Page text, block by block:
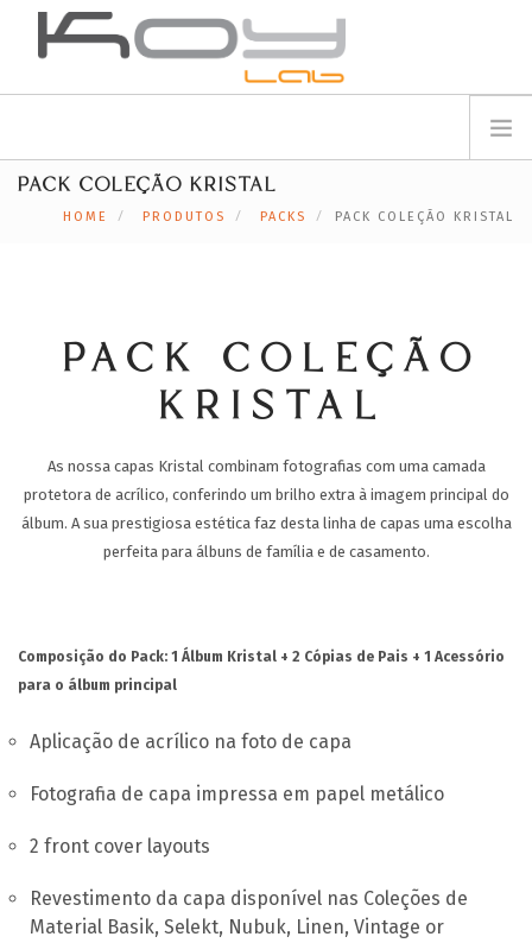
REGISTE-SE
CAMPANHAS
SUPORTE
CONTACTOS
PACK COLEÇÃO KRISTAL
HOME PRODUTOS PACKS PACK COLEÇÃO KRISTAL
PACK COLEÇÃO
KRISTAL
As nossa capas Kristal combinam fotografias com uma camada
protetora de acrílico, conferindo um brilho extra à imagem principal do
álbum. A sua prestigiosa estética faz desta linha de capas uma escolha
perfeita para álbuns de família e de casamento.
Composição do Pack: 1 Álbum Kristal + 2 Cópias de Pais + 1 Acessório
para o álbum principal
Aplicação de acrílico na foto de capa
Fotografia de capa impressa em papel metálico
2 front cover layouts
Revestimento da capa disponível nas Coleções de
Material Basik, Selekt, Nubuk, Linen, Vintage or